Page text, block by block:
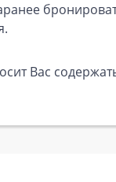
Вас